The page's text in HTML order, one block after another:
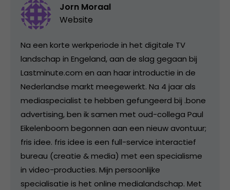
Jorn Moraal
Website
Na een korte werkperiode in het digitale TV
landschap in Engeland, aan de slag gegaan bij
Lastminute.com en aan haar introductie in de
Nederlandse markt meegewerkt. Na 4 jaar als
mediaspecialist te hebben gefungeerd bij .bone
advertising, ben ik samen met oud-collega Paul
Eikelenboom begonnen aan een nieuw avontuur;
fris idee. fris idee is een full-service interactief
bureau (creatie & media) met een specialisme
in video-producties. Mijn persoonlijke
specialisatie is het online medialandschap. Met